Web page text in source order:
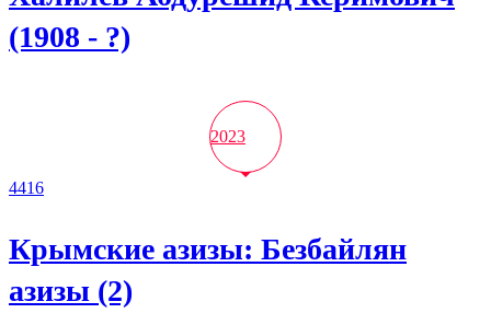
(1908 - ?)
2023
4416
Крымские азизы: Безбайлян
азизы (2)